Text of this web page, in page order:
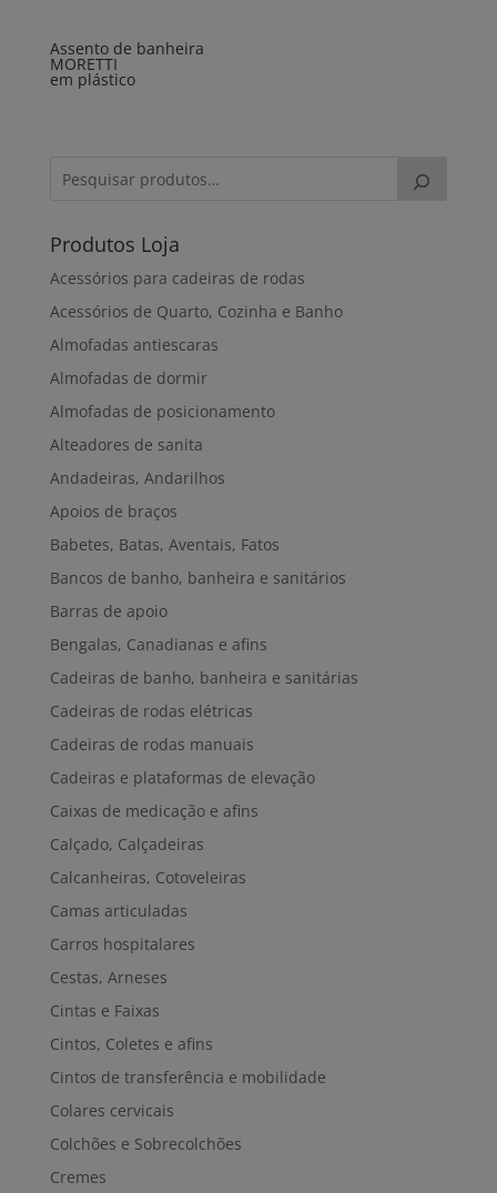
Assento de banheira
MORETTI
em plástico
Produtos Loja
Acessórios para cadeiras de rodas
Acessórios de Quarto, Cozinha e Banho
Almofadas antiescaras
Almofadas de dormir
Almofadas de posicionamento
Alteadores de sanita
Andadeiras, Andarilhos
Apoios de braços
Babetes, Batas, Aventais, Fatos
Bancos de banho, banheira e sanitários
Barras de apoio
Bengalas, Canadianas e afins
Cadeiras de banho, banheira e sanitárias
Cadeiras de rodas elétricas
Cadeiras de rodas manuais
Cadeiras e plataformas de elevação
Caixas de medicação e afins
Calçado, Calçadeiras
Calcanheiras, Cotoveleiras
Camas articuladas
Carros hospitalares
Cestas, Arneses
Cintas e Faixas
Cintos, Coletes e afins
Cintos de transferência e mobilidade
Colares cervicais
Colchões e Sobrecolchões
Cremes